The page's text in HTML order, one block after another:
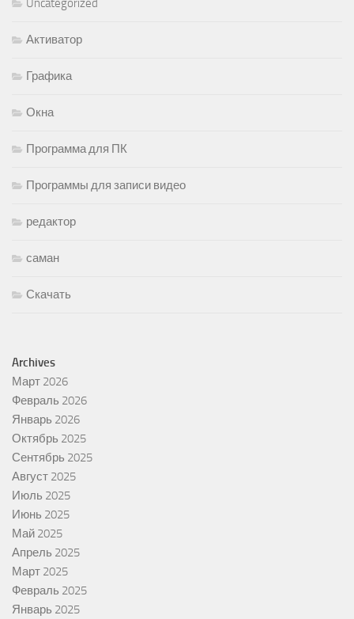
Uncategorized
Активатор
Графика
Окна
Программа для ПК
Программы для записи видео
редактор
саман
Скачать
Archives
Март 2026
Февраль 2026
Январь 2026
Октябрь 2025
Сентябрь 2025
Август 2025
Июль 2025
Июнь 2025
Май 2025
Апрель 2025
Март 2025
Февраль 2025
Январь 2025